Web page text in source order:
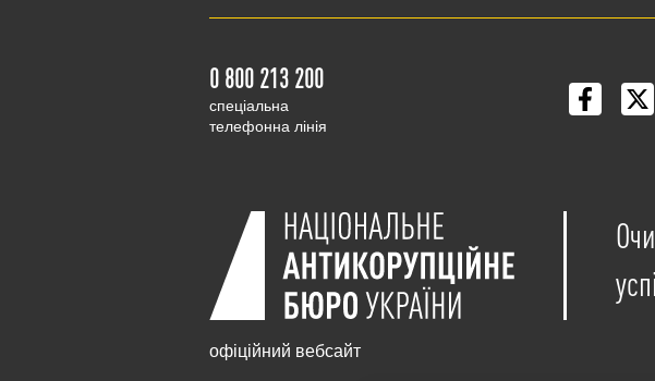
0 800 213 200
cпеціальна
телефонна лінія
офіційний вебсайт